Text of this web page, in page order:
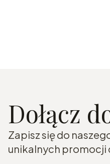
Dołącz
Zapisz się do
unikalnych promocji